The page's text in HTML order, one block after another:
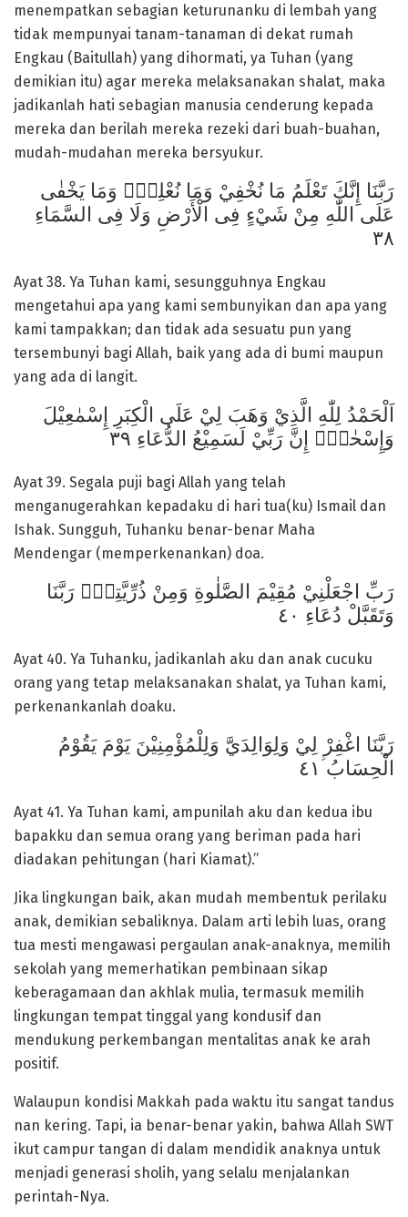
menempatkan sebagian keturunanku di lembah yang
tidak mempunyai tanam-tanaman di dekat rumah
Engkau (Baitullah) yang dihormati, ya Tuhan (yang
demikian itu) agar mereka melaksanakan shalat, maka
jadikanlah hati sebagian manusia cenderung kepada
mereka dan berilah mereka rezeki dari buah-buahan,
mudah-mudahan mereka bersyukur.
رَبَّنَا إِنَّكَ تَعْلَمُ مَا نُخْفِيْ وَمَا نُعْلِنُۗ وَمَا يَخْفٰى
عَلَى اللّٰهِ مِنْ شَيْءٍ فِى الْأَرْضِ وَلَا فِى السَّمَاءِ
٣٨
Ayat 38. Ya Tuhan kami, sesungguhnya Engkau
mengetahui apa yang kami sembunyikan dan apa yang
kami tampakkan; dan tidak ada sesuatu pun yang
tersembunyi bagi Allah, baik yang ada di bumi maupun
yang ada di langit.
اَلْحَمْدُ لِلّٰهِ الَّذِيْ وَهَبَ لِيْ عَلَى الْكِبَرِ إِسْمٰعِيْلَ
وَإِسْحٰقَۗ إِنَّ رَبِّيْ لَسَمِيْعُ الدُّعَاءِ ٣٩
Ayat 39. Segala puji bagi Allah yang telah
menganugerahkan kepadaku di hari tua(ku) Ismail dan
Ishak. Sungguh, Tuhanku benar-benar Maha
Mendengar (memperkenankan) doa.
رَبِّ اجْعَلْنِيْ مُقِيْمَ الصَّلٰوةِ وَمِنْ ذُرِّيَّتِيْۖ رَبَّنَا
وَتَقَبَّلْ دُعَاءِ ٤٠
Ayat 40. Ya Tuhanku, jadikanlah aku dan anak cucuku
orang yang tetap melaksanakan shalat, ya Tuhan kami,
perkenankanlah doaku.
رَبَّنَا اغْفِرْ لِيْ وَلِوَالِدَيَّ وَلِلْمُؤْمِنِيْنَ يَوْمَ يَقُوْمُ
الْحِسَابُ ؑ٤١
Ayat 41. Ya Tuhan kami, ampunilah aku dan kedua ibu
bapakku dan semua orang yang beriman pada hari
diadakan pehitungan (hari Kiamat).”
Jika lingkungan baik, akan mudah membentuk perilaku
anak, demikian sebaliknya. Dalam arti lebih luas, orang
tua mesti mengawasi pergaulan anak-anaknya, memilih
sekolah yang memerhatikan pembinaan sikap
keberagamaan dan akhlak mulia, termasuk memilih
lingkungan tempat tinggal yang kondusif dan
mendukung perkembangan mentalitas anak ke arah
positif.
Walaupun kondisi Makkah pada waktu itu sangat tandus
nan kering. Tapi, ia benar-benar yakin, bahwa Allah SWT
ikut campur tangan di dalam mendidik anaknya untuk
menjadi generasi sholih, yang selalu menjalankan
perintah-Nya.